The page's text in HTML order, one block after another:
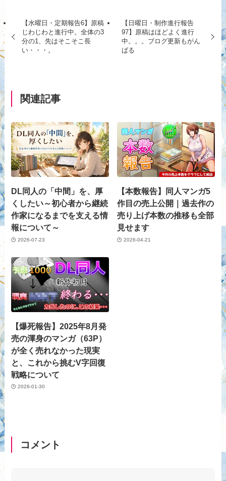
【水曜日・定期報告6】原稿
じわじわと進行中。全体の3
分の1、先はそこそこ長
い・・・。
【日曜日・制作進行報告
97】原稿はほどよく進行
中。。。ブログ更新もがん
ばる
関連記事
DL同人の「中間」を、厚
くしたい～初心者から継続
作家になるまでを支える情
報について～
2026-07-23
【本数報告】同人マンガ5
作目の売上公開｜過去作の
売り上げ本数の推移も全部
見せます
2026-04-21
【爆死報告】2025年8月発
売の渾身のマンガ（63P）
が全く売れなかった現実
と、これから挑むV字回復
戦略について
2026-01-30
コメント